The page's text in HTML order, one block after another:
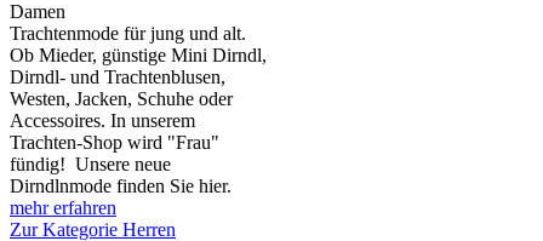
Damen
Trachtenmode für jung und alt.
Ob Mieder, günstige Mini Dirndl,
Dirndl- und Trachtenblusen,
Westen, Jacken, Schuhe oder
Accessoires. In unserem
Trachten-Shop wird "Frau"
fündig! Unsere neue
Dirndlnmode finden Sie hier.
mehr erfahren
Zur Kategorie Herren